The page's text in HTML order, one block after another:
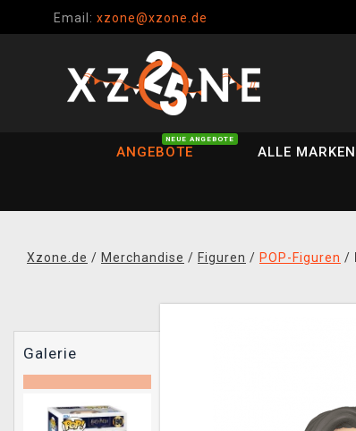
Email: xzone@xzone.de
ANGEBOTE
NEUE ANGEBOTE
ALLE MARKEN
Xzone.de / Merchandise / Figuren / POP-Figuren /
Galerie